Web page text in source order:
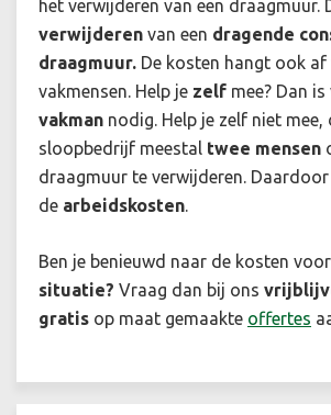
het verwijderen van een draagmuur.
verwijderen van een dragende
draagmuur. De kosten hangt ook af
vakmensen. Help je zelf mee? Dan
vakman nodig. Help je zelf niet
sloopbedrijf meestal twee mensen
draagmuur te verwijderen. Daardoor
de arbeidskosten.
Ben je benieuwd naar de kosten voor
situatie? Vraag dan bij ons
gratis op maat gemaakte offertes